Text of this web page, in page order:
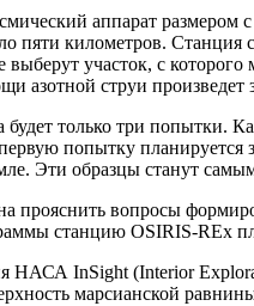
аппарат размером
пяти километров. Станция
выберут участок, с
азотной струи произведет
будет только три попытки.
попытку планируется
Эти образцы станут
прояснить вопросы
станцию OSIRIS-REx
НАСА InSight (Interior
марсианской